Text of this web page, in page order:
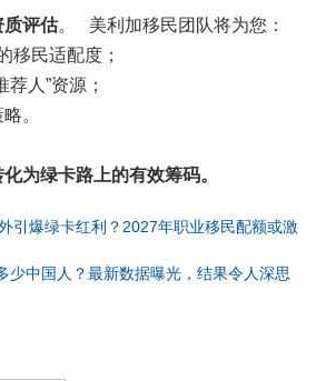
质评估。 美利加移民团队将为您：
移民适配度；
人”资源；
。
为绿卡路上的有效筹码。
引爆绿卡红利？2027年职业移民配额或激
少中国人？最新数据曝光，结果令人深思